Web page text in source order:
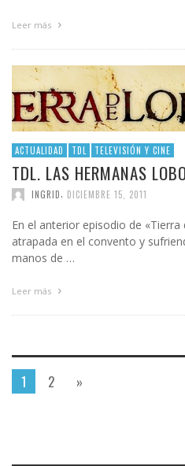
Leer más
ACTUALIDAD TDL TELEVISIÓN Y CINE
TDL. LAS HERMANAS
INGRID DICIEMBRE 15, 2011
En el anterior episodio de
atrapada en el convento y
manos de …
Leer más
1 2 »